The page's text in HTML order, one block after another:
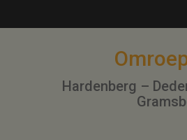
Hardenberg –